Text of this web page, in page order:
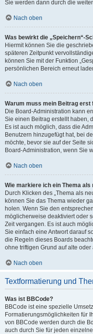
Sie werden dann durch die
Nach oben
Was bewirkt die „Speichern“-
Hiermit können Sie die
späteren Zeitpunkt
können Sie mit der Funktion
persönlichen Bereich erneut
Nach oben
Warum muss mein Beitrag erst
Die Board-Administration kann
Sie einen Beitrag erstellt haben,
Es ist auch möglich, dass die
Benutzern hinzugefügt hat, bei
möchte, bevor sie auf der Seite
Board-Administration, wenn Sie
Nach oben
Wie markiere ich ein Thema als
Durch Klicken des „Thema als
können Sie das Thema wieder
holen. Wenn Sie den
möglicherweise deaktiviert oder
Zeit vergangen. Es ist auch
Sie einfach eine Antwort darauf
die Regeln dieses Boards
ohne triftigen Grund auf alte
Nach oben
Textformatierung und
Was ist BBCode?
BBCode ist eine spezielle
Formatierungsmöglichkeiten für
von BBCode werden durch die
auch durch Sie für jeden